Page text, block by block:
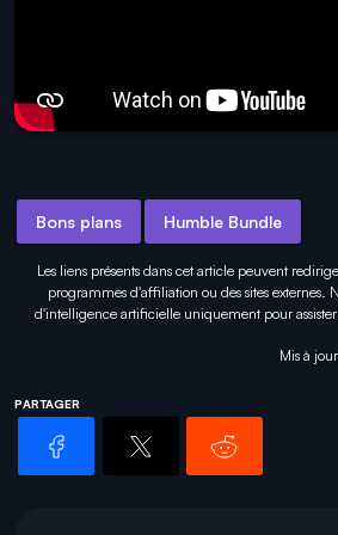
Bons plans Humble Bundle
Les liens présents dans cet article peuvent
programmes d'affiliation ou des sites externes.
d'intelligence artificielle uniquement pour
Mis à
PARTAGER